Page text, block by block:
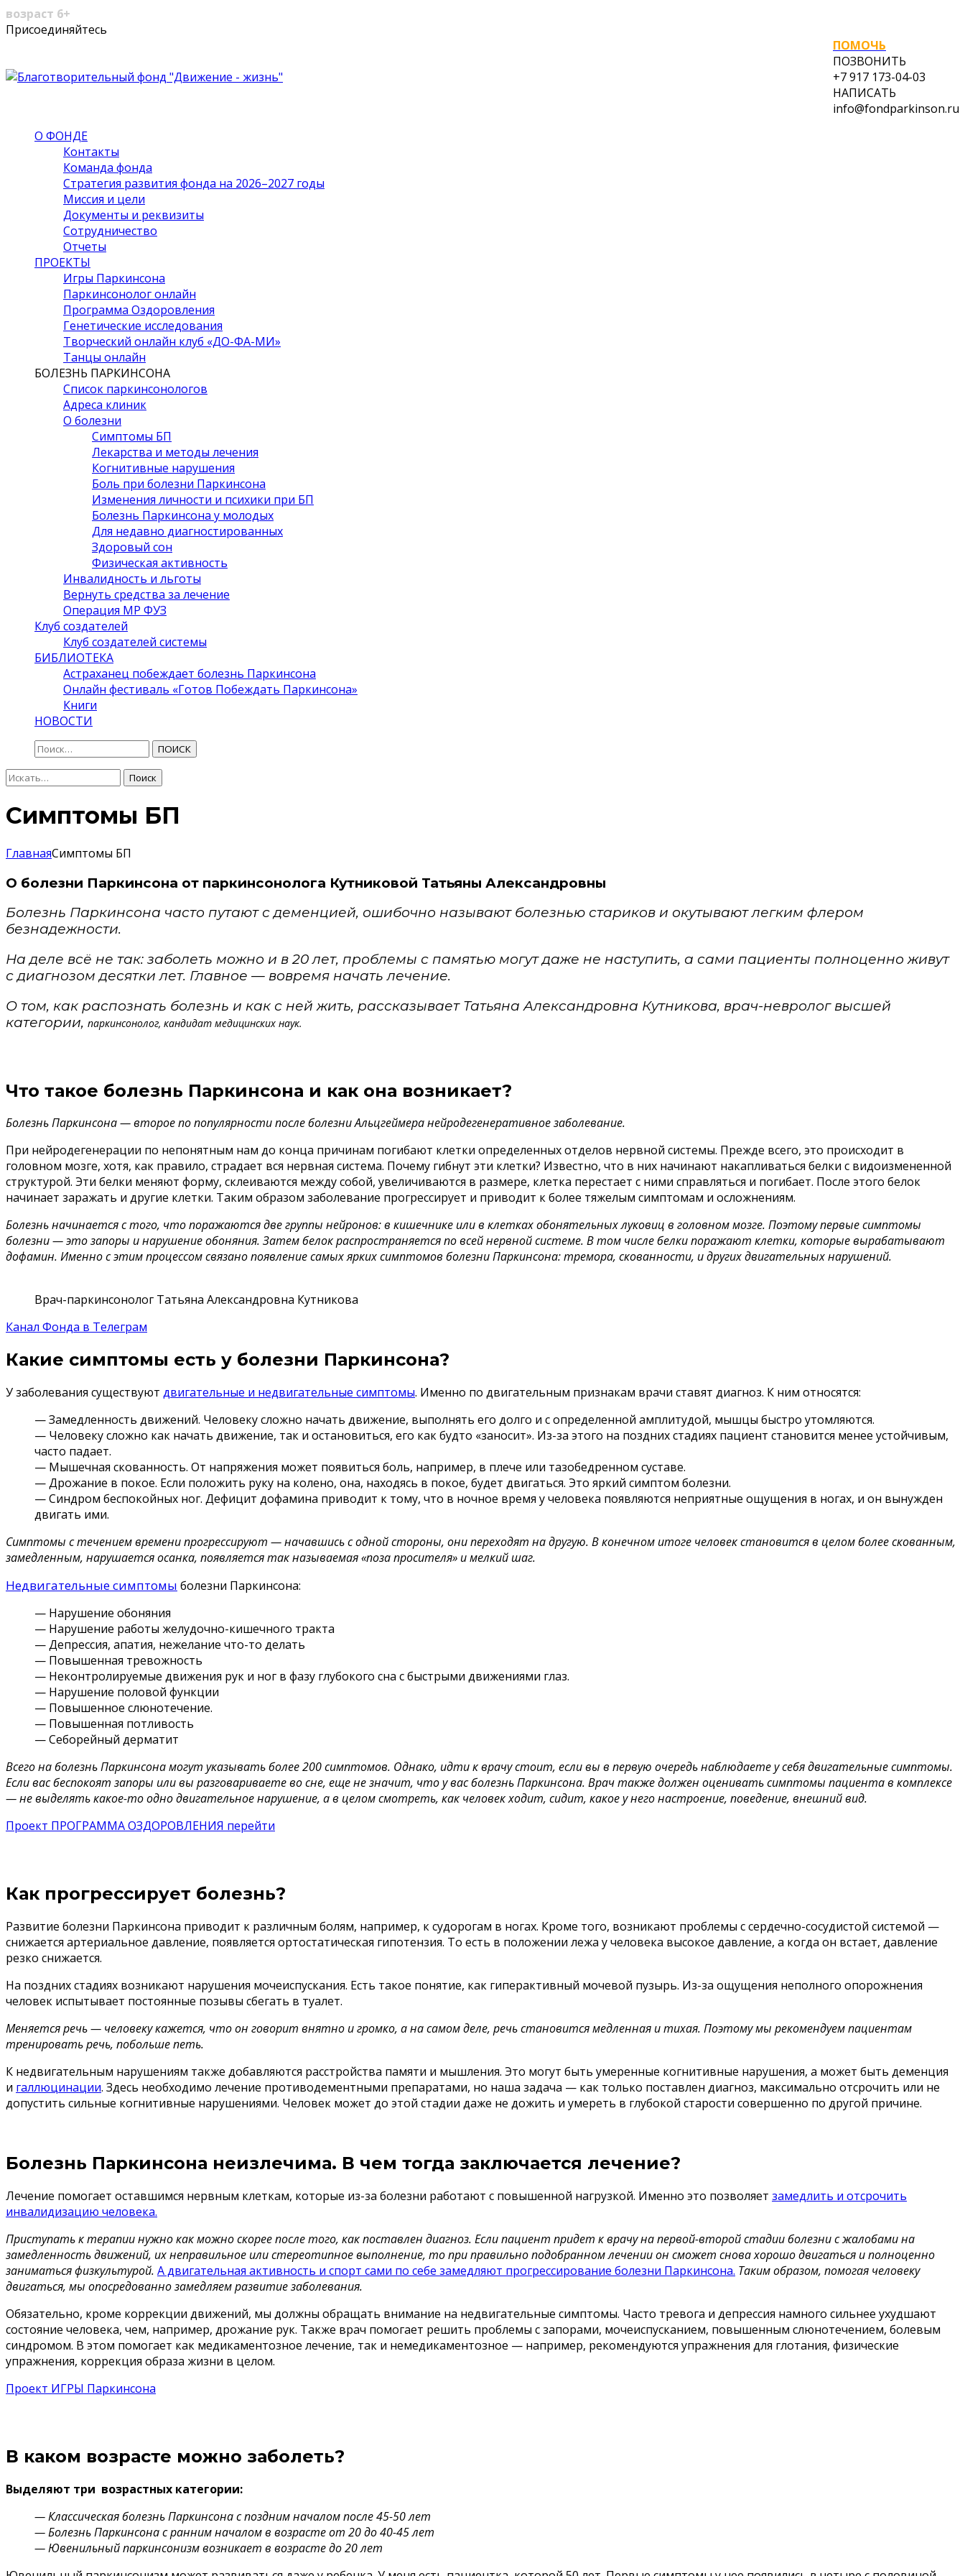
возраст 6+
Присоединяйтесь
ПОМОЧЬ
ПОЗВОНИТЬ
+7 917 173-04-03
НАПИСАТЬ
info@fondparkinson.ru
О ФОНДЕ
Контакты
Команда фонда
Стратегия развития фонда на 2026–2027 годы
Миссия и цели
Документы и реквизиты
Сотрудничество
Отчеты
ПРОЕКТЫ
Игры Паркинсона
Паркинсонолог онлайн
Программа Оздоровления
Генетические исследования
Творческий онлайн клуб «ДО-ФА-МИ»
Танцы онлайн
БОЛЕЗНЬ ПАРКИНСОНА
Список паркинсонологов
Адреса клиник
О болезни
Симптомы БП
Лекарства и методы лечения
Когнитивные нарушения
Боль при болезни Паркинсона
Изменения личности и психики при БП
Болезнь Паркинсона у молодых
Для недавно диагностированных
Здоровый сон
Физическая активность
Инвалидность и льготы
Вернуть средства за лечение
Операция МР ФУЗ
Клуб создателей
Клуб создателей системы
БИБЛИОТЕКА
Астраханец побеждает болезнь Паркинсона
Онлайн фестиваль «Готов Побеждать Паркинсона»
Книги
НОВОСТИ
ПОИСК
Поиск: Поиск
Симптомы БП
ГлавнаяСимптомы БП
О болезни Паркинсона от паркинсонолога Кутниковой Татьяны Александровны
Болезнь Паркинсона часто путают с деменцией, ошибочно называют болезнью стариков и окутывают легким флером
безнадежности.
На деле всё не так: заболеть можно и в 20 лет, проблемы с памятью могут даже не наступить, а сами пациенты полноценно живут
с диагнозом десятки лет. Главное — вовремя начать лечение.
О том, как распознать болезнь и как с ней жить, рассказывает Татьяна Александровна Кутникова, врач-невролог высшей
категории, паркинсонолог, кандидат медицинских наук.
Что такое болезнь Паркинсона и как она возникает?
Болезнь Паркинсона — второе по популярности после болезни Альцгеймера нейродегенеративное заболевание.
При нейродегенерации по непонятным нам до конца причинам погибают клетки определенных отделов нервной системы. Прежде всего, это происходит в
головном мозге, хотя, как правило, страдает вся нервная система. Почему гибнут эти клетки? Известно, что в них начинают накапливаться белки с видоизмененной
структурой. Эти белки меняют форму, склеиваются между собой, увеличиваются в размере, клетка перестает с ними справляться и погибает. После этого белок
начинает заражать и другие клетки. Таким образом заболевание прогрессирует и приводит к более тяжелым симптомам и осложнениям.
Болезнь начинается с того, что поражаются две группы нейронов: в кишечнике или в клетках обонятельных луковиц в головном мозге. Поэтому первые симптомы
болезни — это запоры и нарушение обоняния. Затем белок распространяется по всей нервной системе. В том числе белки поражают клетки, которые вырабатывают
дофамин. Именно с этим процессом связано появление самых ярких симптомов болезни Паркинсона: тремора, скованности, и других двигательных нарушений.
Врач-паркинсонолог Татьяна Александровна Кутникова
Канал Фонда в Телеграм
Какие симптомы есть у болезни Паркинсона?
У заболевания существуют двигательные и недвигательные симптомы. Именно по двигательным признакам врачи ставят диагноз. К ним относятся:
— Замедленность движений. Человеку сложно начать движение, выполнять его долго и с определенной амплитудой, мышцы быстро утомляются.
— Человеку сложно как начать движение, так и остановиться, его как будто «заносит». Из-за этого на поздних стадиях пациент становится менее устойчивым,
часто падает.
— Мышечная скованность. От напряжения может появиться боль, например, в плече или тазобедренном суставе.
— Дрожание в покое. Если положить руку на колено, она, находясь в покое, будет двигаться. Это яркий симптом болезни.
— Синдром беспокойных ног. Дефицит дофамина приводит к тому, что в ночное время у человека появляются неприятные ощущения в ногах, и он вынужден
двигать ими.
Симптомы с течением времени прогрессируют — начавшись с одной стороны, они переходят на другую. В конечном итоге человек становится в целом более скованным,
замедленным, нарушается осанка, появляется так называемая «поза просителя» и мелкий шаг.
Недвигательные симптомы болезни Паркинсона:
— Нарушение обоняния
— Нарушение работы желудочно-кишечного тракта
— Депрессия, апатия, нежелание что-то делать
— Повышенная тревожность
— Неконтролируемые движения рук и ног в фазу глубокого сна с быстрыми движениями глаз.
— Нарушение половой функции
— Повышенное слюнотечение.
— Повышенная потливость
— Себорейный дерматит
Всего на болезнь Паркинсона могут указывать более 200 симптомов. Однако, идти к врачу стоит, если вы в первую очередь наблюдаете у себя двигательные симптомы.
Если вас беспокоят запоры или вы разговариваете во сне, еще не значит, что у вас болезнь Паркинсона. Врач также должен оценивать симптомы пациента в комплексе
— не выделять какое-то одно двигательное нарушение, а в целом смотреть, как человек ходит, сидит, какое у него настроение, поведение, внешний вид.
Проект ПРОГРАММА ОЗДОРОВЛЕНИЯ перейти
Как прогрессирует болезнь?
Развитие болезни Паркинсона приводит к различным болям, например, к судорогам в ногах. Кроме того, возникают проблемы с сердечно-сосудистой системой —
снижается артериальное давление, появляется ортостатическая гипотензия. То есть в положении лежа у человека высокое давление, а когда он встает, давление
резко снижается.
На поздних стадиях возникают нарушения мочеиспускания. Есть такое понятие, как гиперактивный мочевой пузырь. Из-за ощущения неполного опорожнения
человек испытывает постоянные позывы сбегать в туалет.
Меняется речь — человеку кажется, что он говорит внятно и громко, а на самом деле, речь становится медленная и тихая. Поэтому мы рекомендуем пациентам
тренировать речь, побольше петь.
К недвигательным нарушениям также добавляются расстройства памяти и мышления. Это могут быть умеренные когнитивные нарушения, а может быть деменция
и галлюцинации. Здесь необходимо лечение противодементными препаратами, но наша задача — как только поставлен диагноз, максимально отсрочить или не
допустить сильные когнитивные нарушениями. Человек может до этой стадии даже не дожить и умереть в глубокой старости совершенно по другой причине.
Болезнь Паркинсона неизлечима. В чем тогда заключается лечение?
Лечение помогает оставшимся нервным клеткам, которые из-за болезни работают с повышенной нагрузкой. Именно это позволяет замедлить и отсрочить
инвалидизацию человека.
Приступать к терапии нужно как можно скорее после того, как поставлен диагноз. Если пациент придет к врачу на первой-второй стадии болезни с жалобами на
замедленность движений, их неправильное или стереотипное выполнение, то при правильно подобранном лечении он сможет снова хорошо двигаться и полноценно
заниматься физкультурой. А двигательная активность и спорт сами по себе замедляют прогрессирование болезни Паркинсона. Таким образом, помогая человеку
двигаться, мы опосредованно замедляем развитие заболевания.
Обязательно, кроме коррекции движений, мы должны обращать внимание на недвигательные симптомы. Часто тревога и депрессия намного сильнее ухудшают
состояние человека, чем, например, дрожание рук. Также врач помогает решить проблемы с запорами, мочеиспусканием, повышенным слюнотечением, болевым
синдромом. В этом помогает как медикаментозное лечение, так и немедикаментозное — например, рекомендуются упражнения для глотания, физические
упражнения, коррекция образа жизни в целом.
Проект ИГРЫ Паркинсона
В каком возрасте можно заболеть?
Выделяют три возрастных категории:
— Классическая болезнь Паркинсона с поздним началом после 45-50 лет
— Болезнь Паркинсона с ранним началом в возрасте от 20 до 40-45 лет
— Ювенильный паркинсонизм возникает в возрасте до 20 лет